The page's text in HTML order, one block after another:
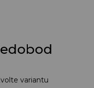
variantu